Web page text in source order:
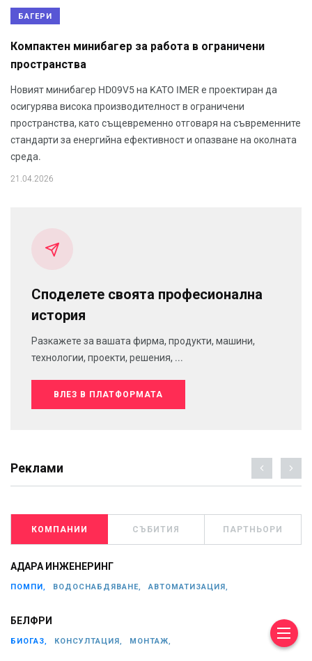
БАГЕРИ
Компактен минибагер за работа в ограничени
пространства
Новият минибагер HD09V5 на KATO IMER е проектиран да
осигурява висока производителност в ограничени
пространства, като същевременно отговаря на съвременните
стандарти за енергийна ефективност и опазване на околната
среда.
21.04.2026
Споделете своята професионална
история
Разкажете за вашата фирма, продукти, машини,
технологии, проекти, решения, ...
ВЛЕЗ В ПЛАТФОРМАТА
Реклами
КОМПАНИИ СЪБИТИЯ ПАРТНЬОРИ
АДАРА ИНЖЕНЕРИНГ
ПОМПИ, ВОДОСНАБДЯВАНЕ, АВТОМАТИЗАЦИЯ,
БЕЛФРИ
БИОГАЗ, КОНСУЛТАЦИЯ, МОНТАЖ,